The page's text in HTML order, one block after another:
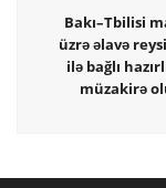
Bakı–Tbilisi
üzrə əlavə
ilə bağlı
müzakirə